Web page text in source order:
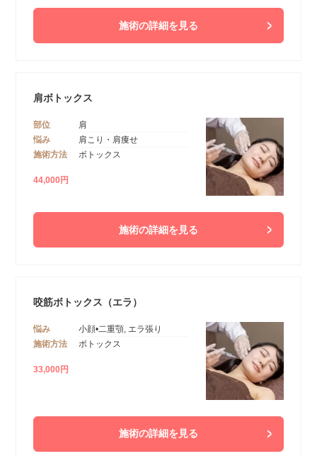
施術の詳細を見る
肩ボトックス
部位
肩
悩み
肩こり・肩痩せ
施術方法
ボトックス
44,000円
施術の詳細を見る
​咬筋ボトックス（エラ）
悩み
小顔•二重顎, エラ張り
施術方法
ボトックス
33,000円
施術の詳細を見る